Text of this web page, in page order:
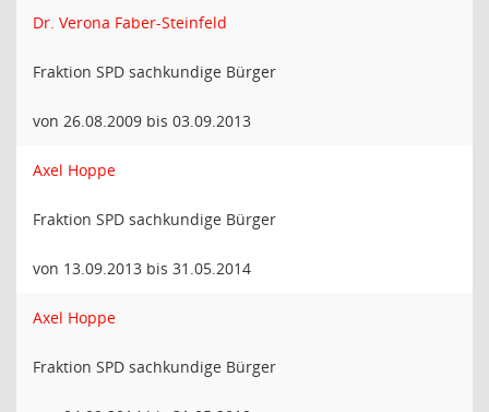
Dr. Verona Faber-Steinfeld
Fraktion SPD sachkundige Bürger
von 26.08.2009 bis 03.09.2013
Axel Hoppe
Fraktion SPD sachkundige Bürger
von 13.09.2013 bis 31.05.2014
Axel Hoppe
Fraktion SPD sachkundige Bürger